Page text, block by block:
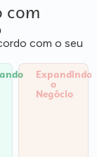
com
com o seu
Expandindo
o
Negócio